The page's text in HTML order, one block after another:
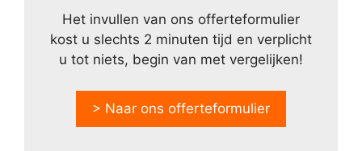
Het invullen van ons offerteformulier
kost u slechts 2 minuten tijd en verplicht
u tot niets, begin van met vergelijken!
> Naar ons offerteformulier